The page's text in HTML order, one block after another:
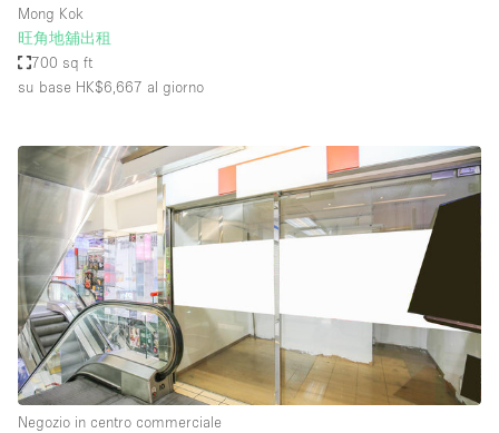
Mong Kok
旺角地舖出租
700 sq ft
su base HK$6,667 al giorno
Negozio in centro commerciale